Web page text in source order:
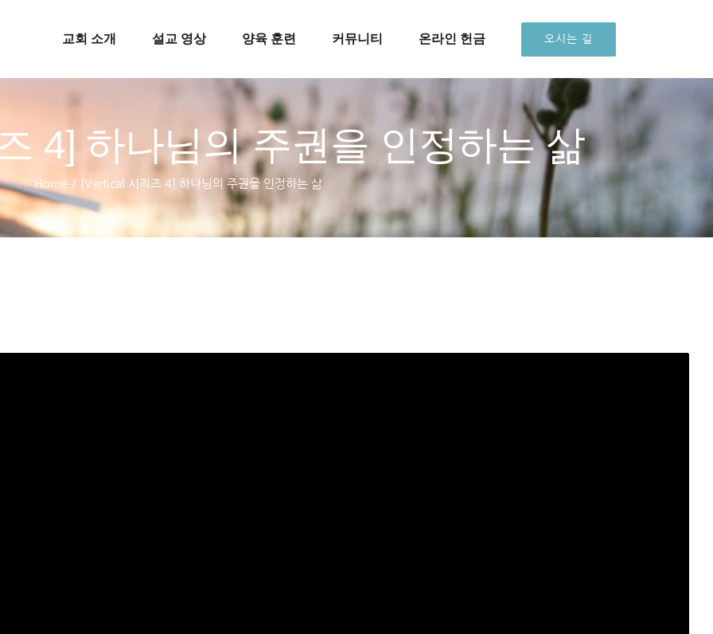
교회 소개 설교 영상 양육 훈련 커뮤니티 온라인 헌금 오시는 길
4] 하나님의 주권을 인정하는 삶
Home / [Vertical 시리즈 4] 하나님의 주권을 인정하는 삶